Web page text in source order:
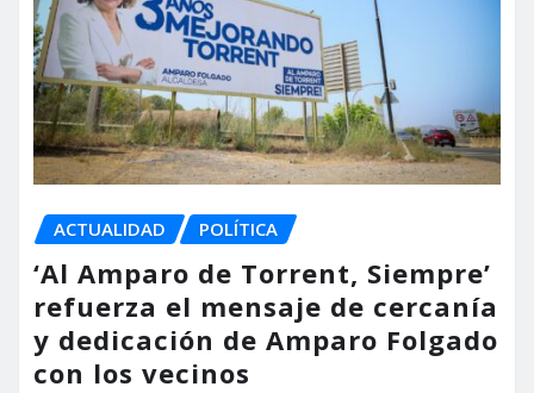
ACTUALIDAD POLÍTICA
‘Al Amparo de Torrent, Siempre’
refuerza el mensaje de cercanía
y dedicación de Amparo Folgado
con los vecinos